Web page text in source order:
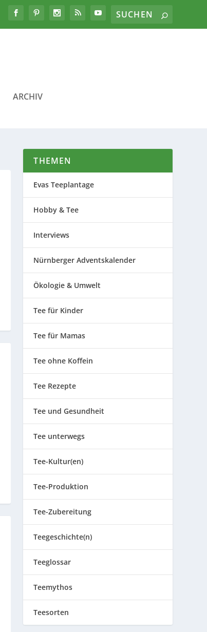
ARCHIV
THEMEN
Evas Teeplantage
Hobby & Tee
Interviews
Nürnberger Adventskalender
Ökologie & Umwelt
Tee für Kinder
Tee für Mamas
Tee ohne Koffein
Tee Rezepte
Tee und Gesundheit
Tee unterwegs
Tee-Kultur(en)
Tee-Produktion
Tee-Zubereitung
Teegeschichte(n)
Teeglossar
Teemythos
Teesorten